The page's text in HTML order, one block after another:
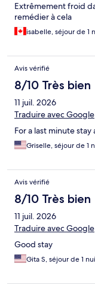
Extrêmement froid
remédier à cela
isabelle, séjour de 1
Avis vérifié
8/10 Très bien
11 juil. 2026
Traduire avec Google
For a last minute
Griselle, séjour de 1
Avis vérifié
8/10 Très bien
11 juil. 2026
Traduire avec Google
Good stay
Gita S, séjour de 1